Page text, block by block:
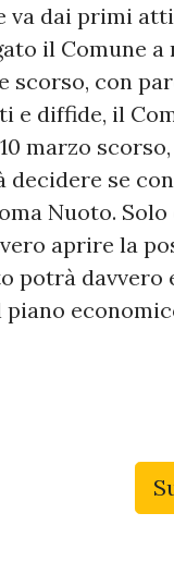
dai primi
il Comune
scorso, con
e diffide, il
marzo
decidere se
Nuoto. Solo
aprire la
potrà davvero